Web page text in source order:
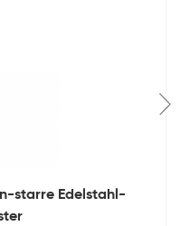
starre Edelstahl-